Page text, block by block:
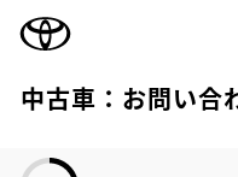
中古車：お問い合